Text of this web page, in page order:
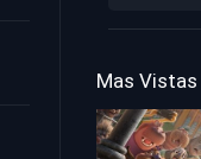
Mas Vistas